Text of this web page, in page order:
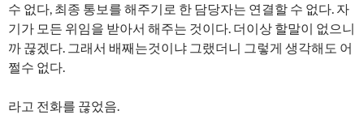
수 없다, 최종 통보를 해주기로 한 담당자는 연결할 수 없다. 자
기가 모든 위임을 받아서 해주는 것이다. 더이상 할말이 없으니
까 끊겠다. 그래서 배째는것이냐 그랬더니 그렇게 생각해도 어
쩔수 없다.
라고 전화를 끊었음.